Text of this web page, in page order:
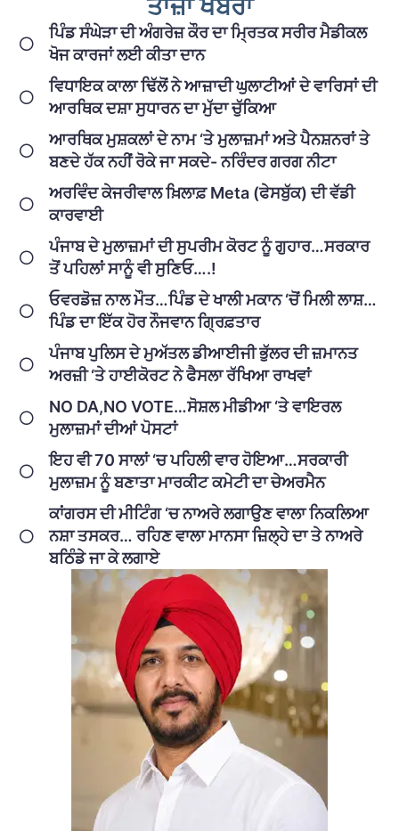
ਤਾਜ਼ਾ ਖਬਰਾਂ
ਪਿੰਡ ਸੰਘੇੜਾ ਦੀ ਅੰਗਰੇਜ਼ ਕੌਰ ਦਾ ਮ੍ਰਿਤਕ ਸਰੀਰ ਮੈਡੀਕਲ
ਖੋਜ ਕਾਰਜਾਂ ਲਈ ਕੀਤਾ ਦਾਨ
ਵਿਧਾਇਕ ਕਾਲਾ ਢਿੱਲੋਂ ਨੇ ਆਜ਼ਾਦੀ ਘੁਲਾਟੀਆਂ ਦੇ ਵਾਰਿਸਾਂ ਦੀ
ਆਰਥਿਕ ਦਸ਼ਾ ਸੁਧਾਰਨ ਦਾ ਮੁੱਦਾ ਚੁੱਕਿਆ
ਆਰਥਿਕ ਮੁਸ਼ਕਲਾਂ ਦੇ ਨਾਮ ‘ਤੇ ਮੁਲਾਜ਼ਮਾਂ ਅਤੇ ਪੈਨਸ਼ਨਰਾਂ ਤੇ
ਬਣਦੇ ਹੱਕ ਨਹੀਂ ਰੋਕੇ ਜਾ ਸਕਦੇ- ਨਰਿੰਦਰ ਗਰਗ ਨੀਟਾ
ਅਰਵਿੰਦ ਕੇਜਰੀਵਾਲ ਖ਼ਿਲਾਫ਼ Meta (ਫੇਸਬੁੱਕ) ਦੀ ਵੱਡੀ
ਕਾਰਵਾਈ
ਪੰਜਾਬ ਦੇ ਮੁਲਾਜ਼ਮਾਂ ਦੀ ਸੁਪਰੀਮ ਕੋਰਟ ਨੂੰ ਗੁਹਾਰ…ਸਰਕਾਰ
ਤੋਂ ਪਹਿਲਾਂ ਸਾਨੂੰ ਵੀ ਸੁਣਿਓ….!
ਓਵਰਡੋਜ਼ ਨਾਲ ਮੌਤ…ਪਿੰਡ ਦੇ ਖਾਲੀ ਮਕਾਨ ‘ਚੋਂ ਮਿਲੀ ਲਾਸ਼…
ਪਿੰਡ ਦਾ ਇੱਕ ਹੋਰ ਨੌਜਵਾਨ ਗ੍ਰਿਫ਼ਤਾਰ
ਪੰਜਾਬ ਪੁਲਿਸ ਦੇ ਮੁਅੱਤਲ ਡੀਆਈਜੀ ਭੁੱਲਰ ਦੀ ਜ਼ਮਾਨਤ
ਅਰਜ਼ੀ ‘ਤੇ ਹਾਈਕੋਰਟ ਨੇ ਫੈਸਲਾ ਰੱਖਿਆ ਰਾਖਵਾਂ
NO DA,NO VOTE…ਸੋਸ਼ਲ ਮੀਡੀਆ ‘ਤੇ ਵਾਇਰਲ
ਮੁਲਾਜ਼ਮਾਂ ਦੀਆਂ ਪੋਸਟਾਂ
ਇਹ ਵੀ 70 ਸਾਲਾਂ ‘ਚ ਪਹਿਲੀ ਵਾਰ ਹੋਇਆ…ਸਰਕਾਰੀ
ਮੁਲਾਜ਼ਮ ਨੂੰ ਬਣਾਤਾ ਮਾਰਕੀਟ ਕਮੇਟੀ ਦਾ ਚੇਅਰਮੈਨ
ਕਾਂਗਰਸ ਦੀ ਮੀਟਿੰਗ ‘ਚ ਨਾਅਰੇ ਲਗਾਉਣ ਵਾਲਾ ਨਿਕਲਿਆ
ਨਸ਼ਾ ਤਸਕਰ… ਰਹਿਣ ਵਾਲਾ ਮਾਨਸਾ ਜ਼ਿਲ੍ਹੇ ਦਾ ਤੇ ਨਾਅਰੇ
ਬਠਿੰਡੇ ਜਾ ਕੇ ਲਗਾਏ